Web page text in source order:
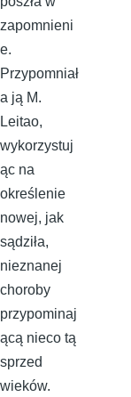
zapomnieni
e.
Przypomniał
a ją M.
Leitao,
wykorzystuj
ąc na
określenie
nowej, jak
sądziła,
nieznanej
choroby
przypominaj
ącą nieco tą
sprzed
wieków.